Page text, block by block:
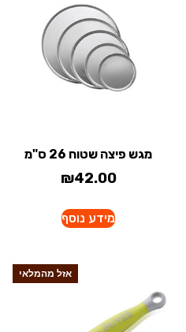
מגש פיצה שטוח 26 ס"מ
₪42.00
מידע נוסף
אזל מהמלאי